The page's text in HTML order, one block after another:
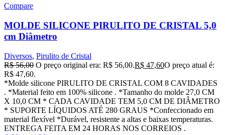
Compare
MOLDE SILICONE PIRULITO DE CRISTAL 5,0
cm Diâmetro
Diversos, Pirulito de Cristal
R$56,00 O preço original era: R$ 56,00.R$ 47,60O preço atual é:
R$ 47,60.
*Molde silicone PIRULITO DE CRISTAL COM 8 CAVIDADES
. *Material feito em 100% silicone . *Tamanho do molde 27,0 CM
X 10,0 CM * CADA CAVIDADE TEM 5,0 CM DE DIÂMETRO
* SUPORTE LÍQUIDOS ATÉ 280 GRAUS *Confeccionado em
material flexível *Durável, resistente a altas e baixas temperaturas.
ENTREGA FEITA EM 24 HORAS NOS CORREIOS .